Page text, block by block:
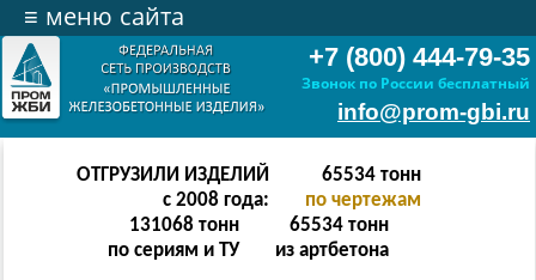
+7 (800) 444-79-35
Звонок по России бесплатный
info@prom-gbi.ru
≡ меню сайта
ОТГРУЗИЛИ ИЗДЕЛИЙ
с 2008 года:
131070тонн
по чертежам
238342 тонн
по сериям и ТУ
131070 тонн
из артбетона